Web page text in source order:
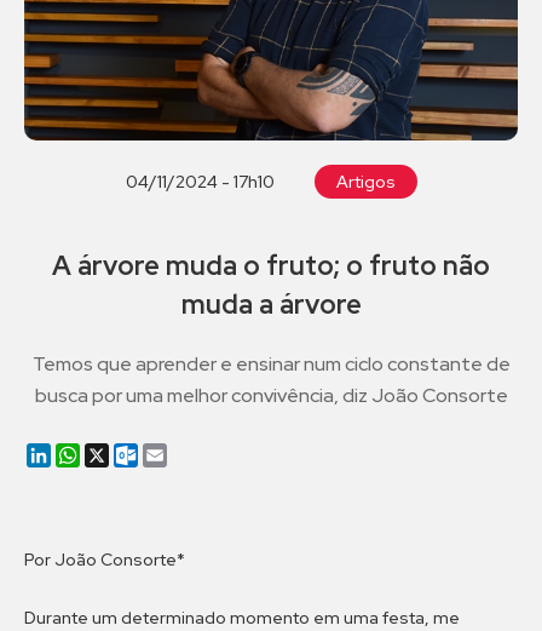
04/11/2024 - 17h10 Artigos
A árvore muda o fruto; o fruto não
muda a árvore
Temos que aprender e ensinar num ciclo constante de
busca por uma melhor convivência, diz João Consorte
LinkedIn
WhatsApp
X Outlook.com
Por João Consorte*
Durante um determinado momento em uma festa, me